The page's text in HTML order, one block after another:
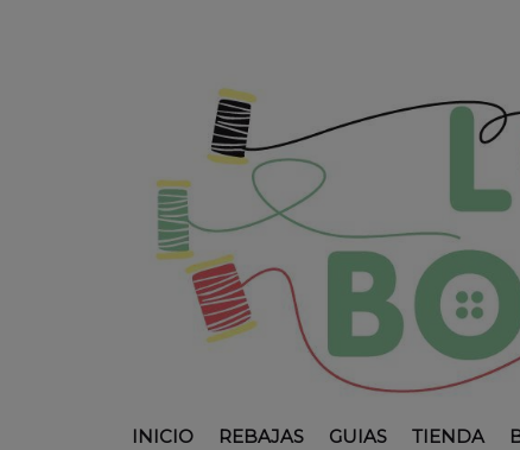
INICIO REBAJAS GUIAS TIENDA